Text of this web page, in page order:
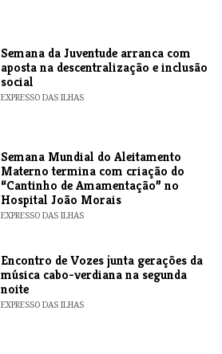
Semana da Juventude arranca com
aposta na descentralização e inclusão
social
EXPRESSO DAS ILHAS
Semana Mundial do Aleitamento
Materno termina com criação do
“Cantinho de Amamentação” no
Hospital João Morais
EXPRESSO DAS ILHAS
Encontro de Vozes junta gerações da
música cabo-verdiana na segunda
noite
EXPRESSO DAS ILHAS